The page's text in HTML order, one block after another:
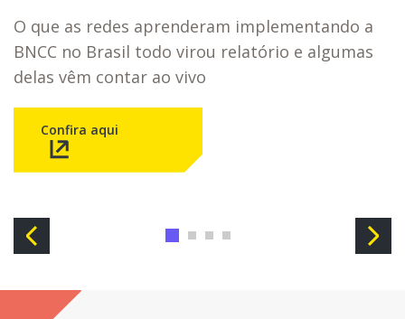
O que as redes aprenderam implementando a
BNCC no Brasil todo virou relatório e algumas
delas vêm contar ao vivo
Confira aqui
Anterior